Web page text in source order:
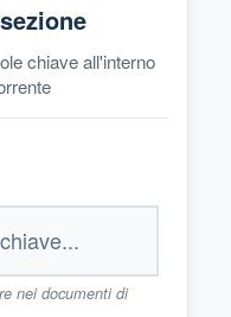
chiave all'interno
nei documenti di